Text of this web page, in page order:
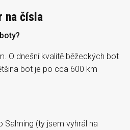
na čísla
O dnešní kvalitě běžeckých bot
bot je po cca 600 km
Salming (ty jsem vyhrál na